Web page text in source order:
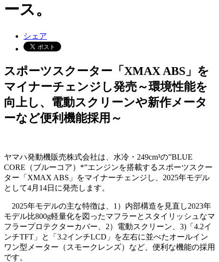
ース。
シェア
スポーツスクーター「XMAX ABS」を
マイナーチェンジし発売～環境性能を
向上し、電動スクリーンや新作メータ
ーなど便利機能採用～
ヤマハ発動機販売株式会社は、水冷・249cm³の”BLUE
CORE（ブルーコア）*”エンジンを搭載するスポーツスクー
ター「XMAX ABS」をマイナーチェンジし、2025年モデル
として4月14日に発売します。
2025年モデルの主な特徴は、1）内部構造を見直し2023年
モデル比800g軽量化を図ったマフラーとスタイリッシュなマ
フラープロテクターカバー、2）電動スクリーン、3)「4.2イ
ンチTFT」と「3.2インチLCD」を左右に並べたオールイン
ワン型メーター（スモークレンズ）など、便利な機能の採用
です。